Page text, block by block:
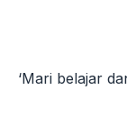
‘Mari belajar